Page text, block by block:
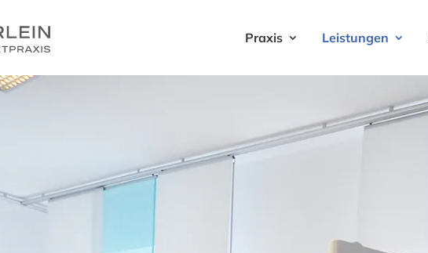
Praxis Leistungen